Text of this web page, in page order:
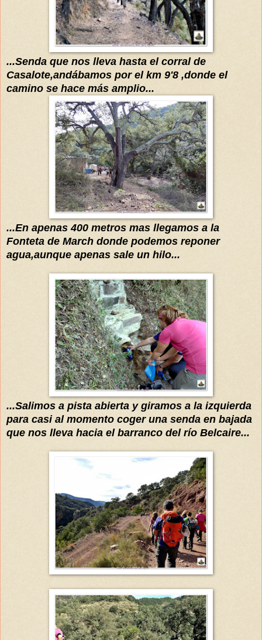
...Senda que nos lleva hasta el corral de
Casalote,andábamos por el km 9'8 ,donde el
camino se hace más amplio...
...En apenas 400 metros mas llegamos a la
Fonteta de March donde podemos reponer
agua,aunque apenas sale un hilo...
...Salimos a pista abierta y giramos a la izquierda
para casi al momento coger una senda en bajada
que nos lleva hacia el barranco del río Belcaire...